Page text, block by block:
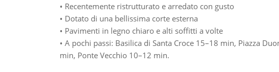
• Recentemente ristrutturato e arredato con gusto
• Dotato di una bellissima corte esterna
• Pavimenti in legno chiaro e alti soffitti a volte
• A pochi passi: Basilica di Santa Croce 15–18 min, Piazza
min, Ponte Vecchio 10–12 min.